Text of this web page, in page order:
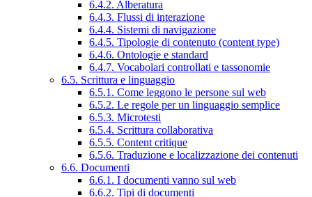
6.4.2. Alberatura
6.4.3. Flussi di interazione
6.4.4. Sistemi di navigazione
6.4.5. Tipologie di contenuto (content type)
6.4.6. Ontologie e standard
6.4.7. Vocabolari controllati e tassonomie
6.5. Scrittura e linguaggio
6.5.1. Come leggono le persone sul web
6.5.2. Le regole per un linguaggio semplice
6.5.3. Microtesti
6.5.4. Scrittura collaborativa
6.5.5. Content critique
6.5.6. Traduzione e localizzazione dei contenuti
6.6. Documenti
6.6.1. I documenti vanno sul web
6.6.2. Tipi di documenti